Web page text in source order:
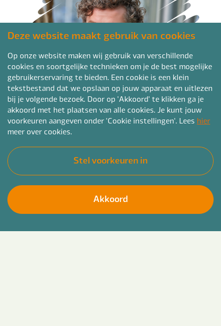
Deze website maakt gebruik van cookies
Op onze website maken wij gebruik van verschillende
cookies en soortgelijke technieken om je de best mogelijke
gebruikerservaring te bieden. Een cookie is een klein
tekstbestand dat we opslaan op jouw apparaat en uitlezen
bij je volgende bezoek. Door op 'Akkoord' te klikken ga je
akkoord met het plaatsen van alle cookies. Je kunt jouw
voorkeuren aangeven onder 'Cookie instellingen'. Lees hier
meer over cookies.
Stel voorkeuren in
Akkoord